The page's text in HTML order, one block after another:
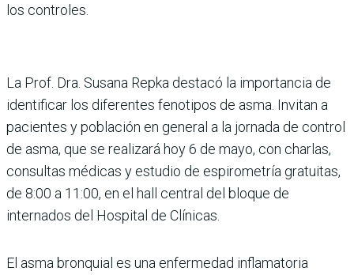
los controles.
La Prof. Dra. Susana Repka destacó la importancia de
identificar los diferentes fenotipos de asma. Invitan a
pacientes y población en general a la jornada de con­trol
de asma, que se realizará hoy 6 de mayo, con charlas,
consultas médicas y estudio de espirometría gratuitas,
de 8:00 a 11:00, en el hall central del bloque de
internados del Hospital de Clínicas.
El asma bronquial es una enfermedad inflamatoria